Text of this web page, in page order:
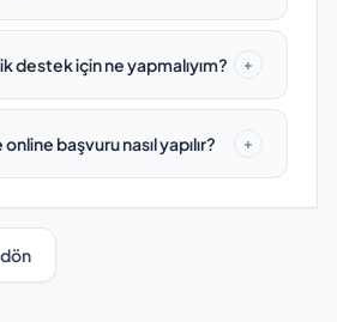
destek için ne yapmalıyım? +
başvuru nasıl yapılır? +